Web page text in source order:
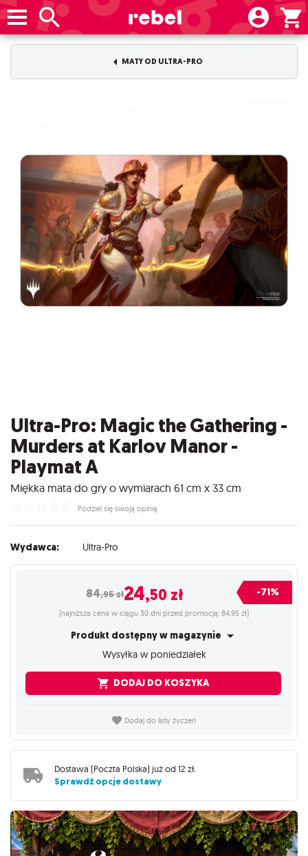
MATY OD ULTRA-PRO
Ultra-Pro: Magic the Gathering -
Murders at Karlov Manor -
Playmat A
Miękka mata do gry o wymiarach 61 cm x 33 cm
Podziel się swoją opinią
Wydawca: Ultra-Pro
84,95zł24,50 zł -71%
(najniższa cena w ciągu 30 dni przed promocją: 84,95 zł)
Produkt dostępny w magazynie
Wysyłka w poniedziałek
DODAJ DO KOSZYKA
Dodaj do listy życzeń
Dostawa (Poczta Polska) już od 12 zł.
Sprawdź opcje dostawy